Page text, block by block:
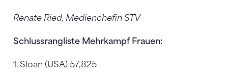
Renate Ried, Medienchefin STV
Schlussrangliste Mehrkampf Frauen:
1. Sloan (USA) 57,825